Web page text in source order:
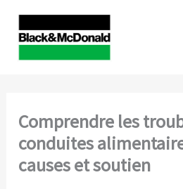
content
Comprendre les
conduites
causes et soutien